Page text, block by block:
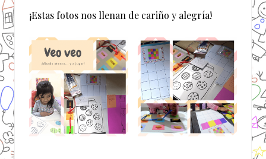
¡Estas fotos nos llenan de cariño y alegría!